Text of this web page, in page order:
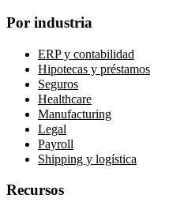
Por industria
ERP y contabilidad
Hipotecas y préstamos
Seguros
Healthcare
Manufacturing
Legal
Payroll
Shipping y logística
Recursos